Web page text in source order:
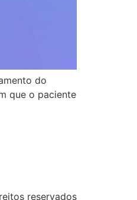
do
que o paciente
reservados